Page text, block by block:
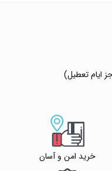
خرید امن و آسان